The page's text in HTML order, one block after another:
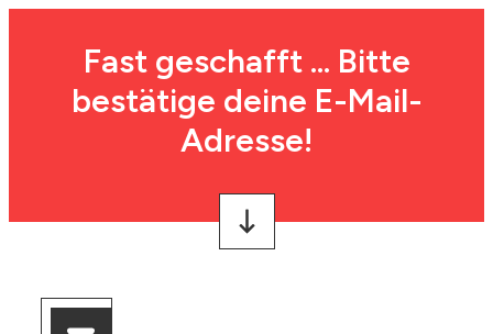
Fast geschafft ... Bitte
bestätige deine E-Mail-
Adresse!